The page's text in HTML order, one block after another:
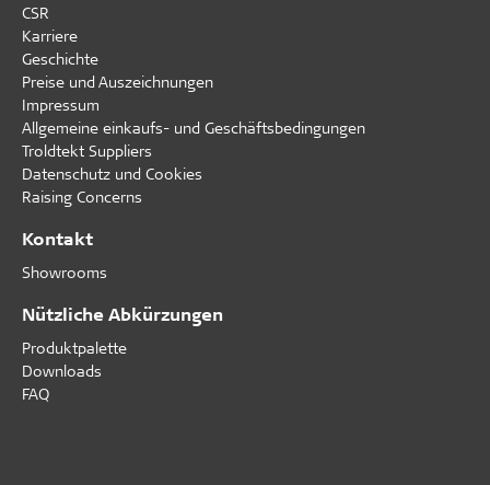
CSR
Karriere
Geschichte
Preise und Auszeichnungen
Impressum
Allgemeine einkaufs- und Geschäftsbedingungen
Troldtekt Suppliers
Datenschutz und Cookies
Raising Concerns
Kontakt
Showrooms
Nützliche Abkürzungen
Produktpalette
Downloads
FAQ